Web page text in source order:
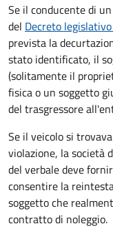
Se il conducente di
del Decreto
prevista la
stato identificato, il
(solitamente il
fisica o un soggetto
del trasgressore
Se il veicolo si
violazione, la società
del verbale deve
consentire la
soggetto che
contratto di noleggio.